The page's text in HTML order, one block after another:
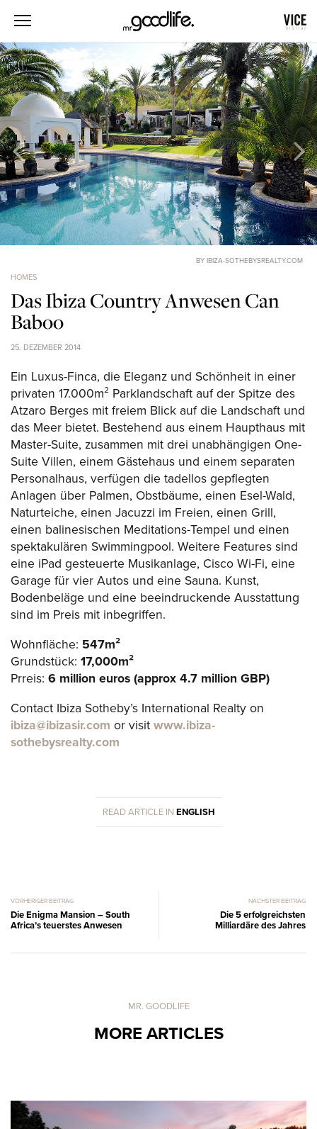
BY IBIZA-SOTHEBYSREALTY.COM
HOMES
Das Ibiza Country Anwesen Can
Baboo
25. DEZEMBER 2014
Ein Luxus-Finca, die Eleganz und Schönheit in einer
privaten 17.000m² Parklandschaft auf der Spitze des
Atzaro Berges mit freiem Blick auf die Landschaft und
das Meer bietet. Bestehend aus einem Haupthaus mit
Master-Suite, zusammen mit drei unabhängigen One-
Suite Villen, einem Gästehaus und einem separaten
Personalhaus, verfügen die tadellos gepflegten
Anlagen über Palmen, Obstbäume, einen Esel-Wald,
Naturteiche, einen Jacuzzi im Freien, einen Grill,
einen balinesischen Meditations-Tempel und einen
spektakulären Swimmingpool. Weitere Features sind
eine iPad gesteuerte Musikanlage, Cisco Wi-Fi, eine
Garage für vier Autos und eine Sauna. Kunst,
Bodenbeläge und eine beeindruckende Ausstattung
sind im Preis mit inbegriffen.
Wohnfläche: 547m²
Grundstück: 17,000m²
Prreis: 6 million euros (approx 4.7 million GBP)
Contact Ibiza Sotheby’s International Realty on
ibiza@ibizasir.com or visit www.ibiza-
sothebysrealty.com
READ ARTICLE IN ENGLISH
VORHERIGER BEITRAG
Die Enigma Mansion – South
Africa’s teuerstes Anwesen
NÄCHSTER BEITRAG
Die 5 erfolgreichsten
Milliardäre des Jahres
MR. GOODLIFE
MORE ARTICLES